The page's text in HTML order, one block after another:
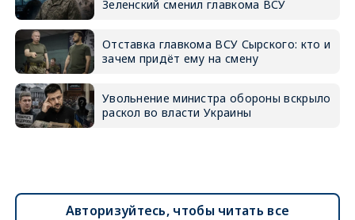
Зеленский сменил главкома ВСУ
Отставка главкома ВСУ Сырского: кто и
зачем придёт ему на смену
Увольнение министра обороны вскрыло
раскол во власти Украины
Авторизуйтесь, чтобы читать все